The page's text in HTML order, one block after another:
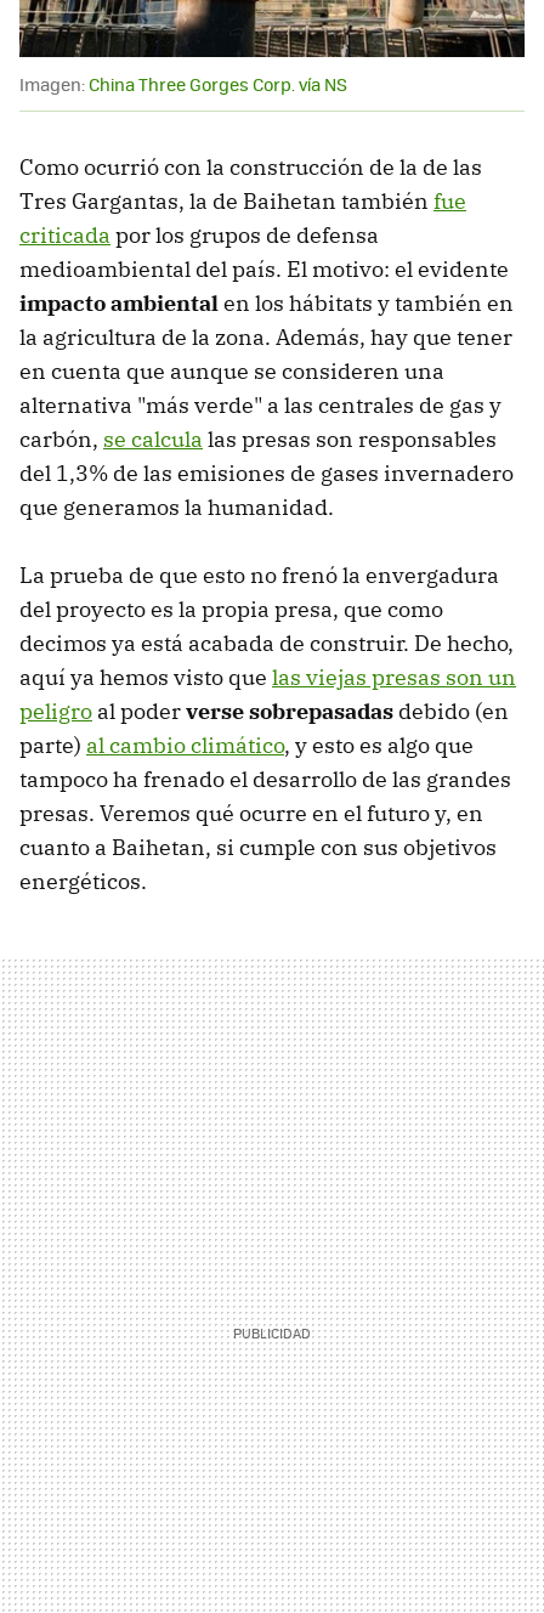
Imagen:China Three Gorges Corp. vía NS
Como ocurrió con la construcción de la de las
Tres Gargantas, la de Baihetan también fue
criticada por los grupos de defensa
medioambiental del país. El motivo: el evidente
impacto ambientalen los hábitats y también en
la agricultura de la zona. Además, hay que tener
en cuenta que aunque se consideren una
alternativa "más verde" a las centrales de gas y
carbón, se calcula las presas son responsables
del 1,3% de las emisiones de gases invernadero
que generamos la humanidad.
La prueba de que esto no frenó la envergadura
del proyecto es la propia presa, que como
decimos ya está acabada de construir. De hecho,
aquí ya hemos visto que las viejas presas son un
peligro al poderverse sobrepasadas debido (en
parte) al cambio climático, y esto es algo que
tampoco ha frenado el desarrollo de las grandes
presas. Veremos qué ocurre en el futuro y, en
cuanto a Baihetan, si cumple con sus objetivos
energéticos.